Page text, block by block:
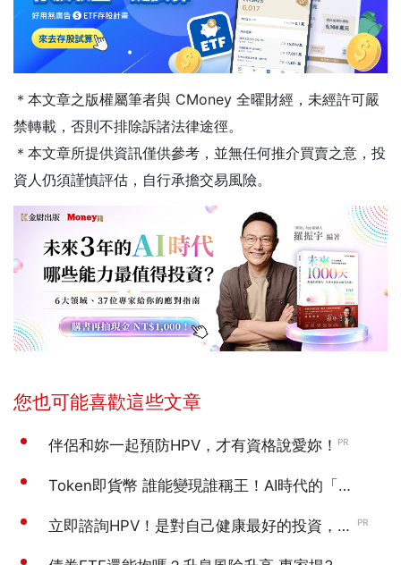
＊本文章之版權屬筆者與 CMoney 全曜財經，未經許可嚴
禁轉載，否則不排除訴諸法律途徑。
＊本文章所提供資訊僅供參考，並無任何推介買賣之意，投
資人仍須謹慎評估，自行承擔交易風險。